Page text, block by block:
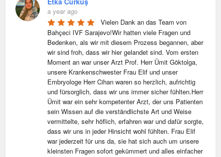
a year ago
Vielen Dank an das Team von
Bahçeci IVF Sarajevo!Wir hatten viele Fragen und
Bedenken, als wir mit diesem Prozess begannen, aber
wir sind froh, dass wir hier gelandet sind. Vom ersten
Moment an war unser Arzt Prof. Herr Ümit Göktolga,
unsere Krankenschwester Frau Elif und unser
Embryologe Herr Cihan waren so herzlich, aufrichtig
und fürsorglich, dass wir uns immer sicher fühlten.Herr
Ümit war ein sehr kompetenter Arzt, der uns Patienten
sein Wissen auf die verständlichste Art und Weise
vermittelte, sehr höflich, erfahren war und dafür sorgte,
dass wir uns in jeder Hinsicht wohl fühlten. Frau Elif
war jederzeit für uns da, sie hat sich auch um unsere
kleinsten Fragen sofort gekümmert und alles einfacher